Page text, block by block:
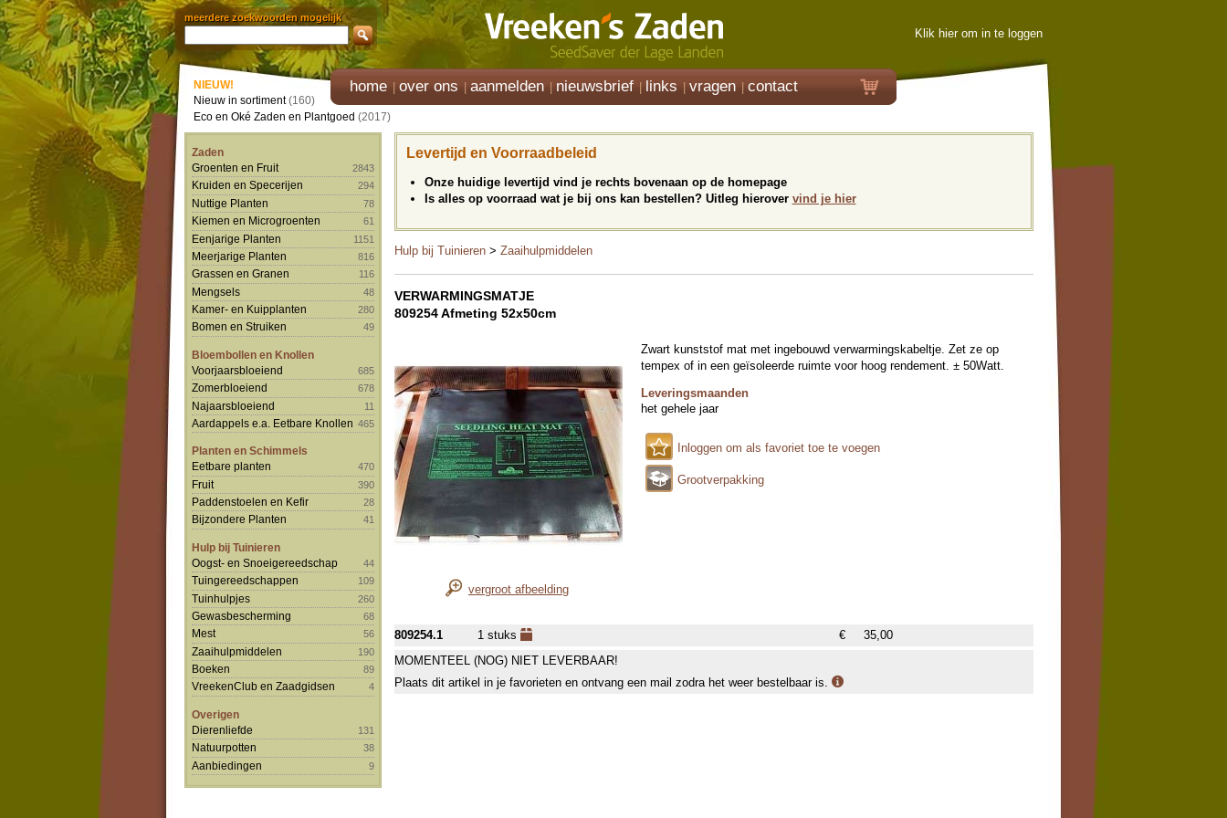
meerdere zoekwoorden mogelijk
Klik hier om in te loggen
home over ons aanmelden nieuwsbrief links vragen contact
NIEUW!
Nieuw in sortiment(160)
Eco en Oké Zaden en Plantgoed (2017)
Zaden
Groenten en Fruit
2843
Kruiden en Specerijen 294
Nuttige Planten 78
Kiemen en Microgroenten 61
Eenjarige Planten 1151
Meerjarige Planten 816
Grassen en Granen 116
Mengsels 48
Kamer- en Kuipplanten 280
Bomen en Struiken 49
Bloembollen en Knollen
Voorjaarsbloeiend
685
Zomerbloeiend 678
Najaarsbloeiend 11
Aardappels e.a. Eetbare Knollen 465
Planten en Schimmels
Eetbare planten
470
Fruit 390
Paddenstoelen en Kefir 28
Bijzondere Planten 41
Hulp bij Tuinieren
Oogst- en Snoeigereedschap
44
Tuingereedschappen 109
Tuinhulpjes 260
Gewasbescherming 68
Mest 56
Zaaihulpmiddelen 190
Boeken 89
VreekenClub en Zaadgidsen 4
Overigen
Dierenliefde
131
Natuurpotten 38
Aanbiedingen 9
Levertijd en Voorraadbeleid
Onze huidige levertijd vind je rechts bovenaan op de homepage
Is alles op voorraad wat je bij ons kan bestellen? Uitleg hierover vind je hier
Hulp bij Tuinieren > Zaaihulpmiddelen
VERWARMINGSMATJE
809254 Afmeting 52x50cm
vergroot afbeelding
Zwart kunststof mat met ingebouwd verwarmingskabeltje. Zet ze op
tempex of in een geïsoleerde ruimte voor hoog rendement. ± 50Watt.
Leveringsmaanden
het gehele jaar
Inloggen om als favoriet toe te voegen
Grootverpakking
809254.1 1 stuks €
35,00
MOMENTEEL (NOG) NIET LEVERBAAR!
Plaats dit artikel in je favorieten en ontvang een mail zodra het weer bestelbaar is.